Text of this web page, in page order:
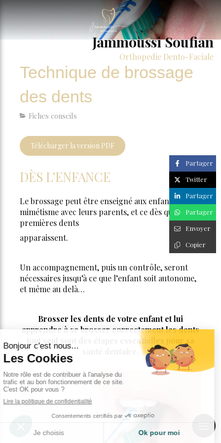
Jammoussi Soufian
Orthopedie Dento-Faciale
Technique de brossage
des dents
Fiches conseils
Télécharger la version PDF
DÈS L’ENFANCE
Le brossage peut être enseigné aux enfants par
mimétisme avec leurs parents, et ce dès que les
premières dents
apparaissent.
Un accompagnement, puis un contrôle, seront
nécessaires jusqu’à ce que l’enfant soit autonome,
et même au delà…
Brosser les dents de votre enfant et lui
apprendre à se brosser correctement les dents
tout seul sont des étapes essentielles pour sa
Partager
Twitter
Partager
Partager
Envoyer
Copier